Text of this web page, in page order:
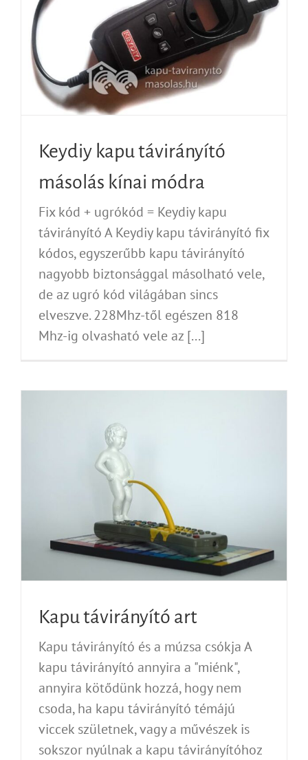
Keydiy kapu távirányító
másolás kínai módra
Fix kód + ugrókód = Keydiy kapu
távirányító A Keydiy kapu távirányító fix
kódos, egyszerűbb kapu távirányító
nagyobb biztonsággal másolható vele,
de az ugró kód világában sincs
elveszve. 228Mhz-től egészen 818
Mhz-ig olvasható vele az [...]
Kapu távirányító art
Kapu távirányító és a múzsa csókja A
kapu távirányító annyira a "miénk",
annyira kötődünk hozzá, hogy nem
csoda, ha kapu távirányító témájú
viccek születnek, vagy a művészek is
sokszor nyúlnak a kapu távirányítóhoz